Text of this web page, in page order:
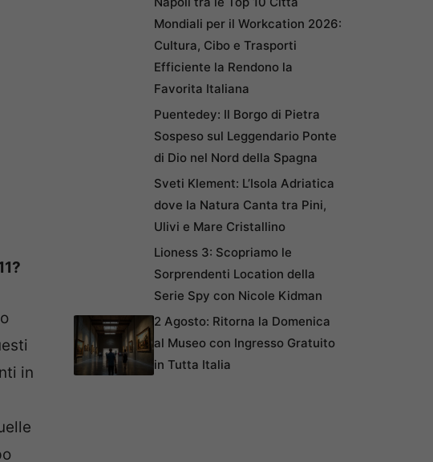
in
Mondiali per il Workcation 2026:
Cultura, Cibo e Trasporti
Efficiente la Rendono la
Favorita Italiana
Puentedey: Il Borgo di Pietra
Sospeso sul Leggendario Ponte
di Dio nel Nord della Spagna
Sveti Klement: L’Isola Adriatica
dove la Natura Canta tra Pini,
Ulivi e Mare Cristallino
Lioness 3: Scopriamo le
Sorprendenti Location della
Serie Spy con Nicole Kidman
2 Agosto: Ritorna la Domenica
al Museo con Ingresso Gratuito
in Tutta Italia